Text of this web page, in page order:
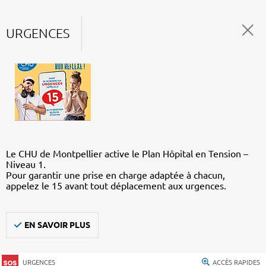
URGENCES
Le CHU de Montpellier active le Plan Hôpital en Tension –
Niveau 1.
Pour garantir une prise en charge adaptée à chacun,
appelez le 15 avant tout déplacement aux urgences.
EN SAVOIR PLUS
URGENCES ACCÈS RAPIDES